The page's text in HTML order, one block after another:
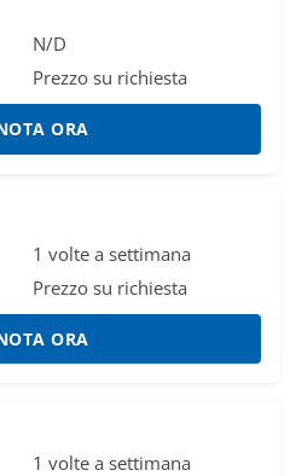
N/D
Prezzo su richiesta
ORA
1 volte a settimana
Prezzo su richiesta
ORA
1 volte a settimana